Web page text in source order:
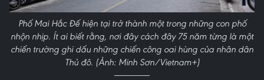
Phố Mai Hắc Đế hiện tại trở thành một trong những con phố
nhộn nhịp. Ít ai biết rằng, nơi đây cách đây 75 năm từng là một
chiến trường ghi dấu những chiến công oai hùng của nhân dân
Thủ đô. (Ảnh: Minh Sơn/Vietnam+)